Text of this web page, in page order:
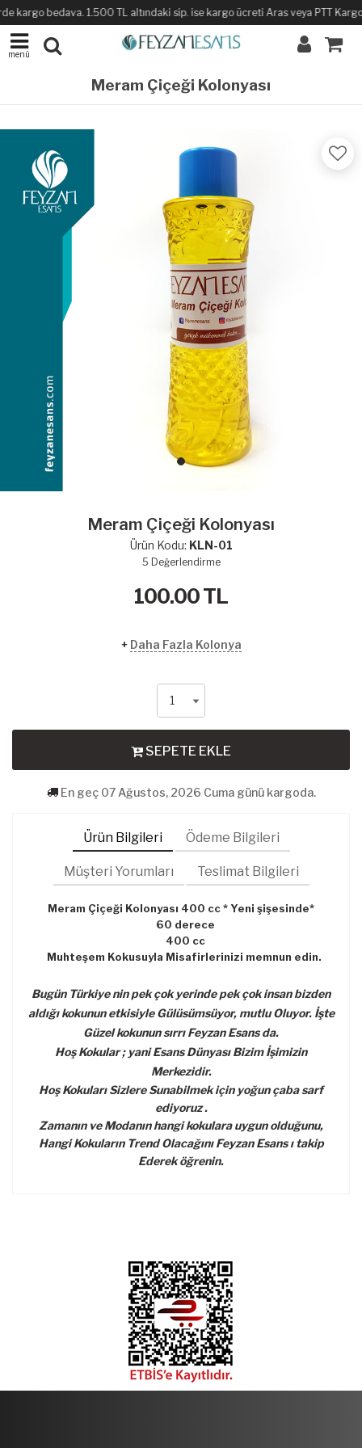
kargo bedava. 1.500 TL altındaki sip. ise kargo ücreti Aras veya PTT
menü
Meram Çiçeği Kolonyası
Meram Çiçeği Kolonyası
Ürün Kodu: KLN-01
5 Değerlendirme
100.00TL
+ Daha Fazla Kolonya
SEPETE EKLE
En geç 07 Ağustos, 2026 Cuma günü kargoda.
Ürün Bilgileri Ödeme Bilgileri
Müşteri Yorumları Teslimat Bilgileri
Meram Çiçeği Kolonyası 400 cc * Yeni şişesinde*
60 derece
400 cc
Muhteşem Kokusuyla Misafirlerinizi memnun edin.
Bugün Türkiye nin pek çok yerinde pek çok insan bizden
aldığı kokunun etkisiyle Gülüsümsüyor, mutlu Oluyor. İşte
Güzel kokunun sırrı Feyzan Esans da.
Hoş Kokular ; yani Esans Dünyası Bizim İşimizin
Merkezidir.
Hoş Kokuları Sizlere Sunabilmek için yoğun çaba sarf
ediyoruz .
Zamanın ve Modanın hangi kokulara uygun olduğunu,
Hangi Kokuların Trend Olacağını Feyzan Esans ı takip
Ederek öğrenin.